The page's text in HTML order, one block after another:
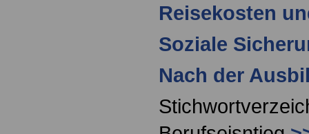
Reisekosten
Soziale
Nach der